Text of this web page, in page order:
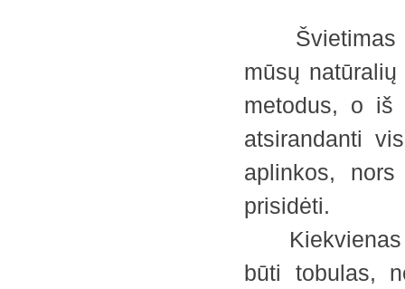
Švietimas
mūsų
metodus, o iš
atsirandanti
aplinkos,
prisidėti.
Kiekvienas
būti tobulas,